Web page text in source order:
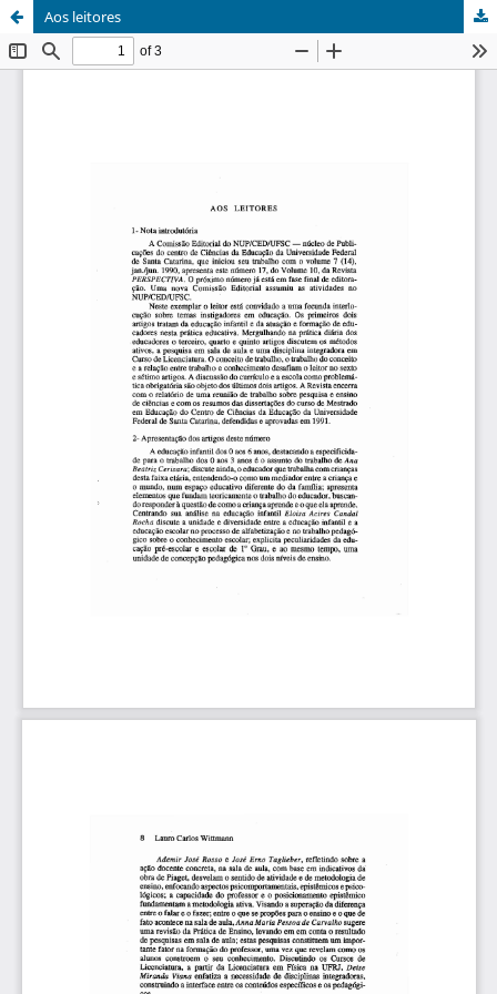
Aos leitores